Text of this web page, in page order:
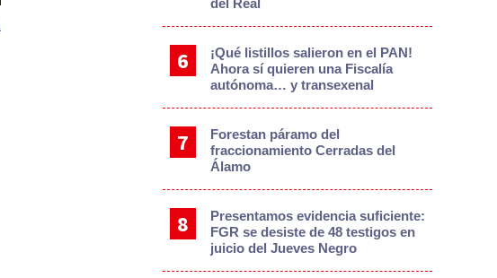
¡Qué listillos salieron en el PAN!
Ahora sí quieren una Fiscalía
autónoma… y transexenal
Forestan páramo del
fraccionamiento Cerradas del
Álamo
Presentamos evidencia suficiente:
FGR se desiste de 48 testigos en
juicio del Jueves Negro